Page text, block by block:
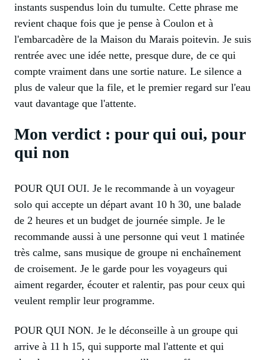
instants suspendus loin du tumulte. Cette phrase me
revient chaque fois que je pense à Coulon et à
l'embarcadère de la Maison du Marais poitevin. Je suis
rentrée avec une idée nette, presque dure, de ce qui
compte vraiment dans une sortie nature. Le silence a
plus de valeur que la file, et le premier regard sur l'eau
vaut davantage que l'attente.
Mon verdict : pour qui oui, pour
qui non
POUR QUI OUI. Je le recommande à un voyageur
solo qui accepte un départ avant 10 h 30, une balade
de 2 heures et un budget de journée simple. Je le
recommande aussi à une personne qui veut 1 matinée
très calme, sans musique de groupe ni enchaînement
de croisement. Je le garde pour les voyageurs qui
aiment regarder, écouter et ralentir, pas pour ceux qui
veulent remplir leur programme.
POUR QUI NON. Je le déconseille à un groupe qui
arrive à 11 h 15, qui supporte mal l'attente et qui